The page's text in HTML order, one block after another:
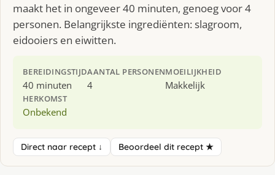
maakt het in ongeveer 40 minuten, genoeg voor 4
personen. Belangrijkste ingrediënten: slagroom,
eidooiers en eiwitten.
BEREIDINGSTIJD
40 minuten
AANTAL PERSONEN
4
MOEILIJKHEID
Makkelijk
HERKOMST
Onbekend
Direct naar recept ↓ Beoordeel dit recept ★